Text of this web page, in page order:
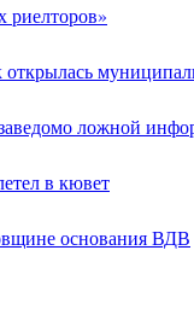
риелторов»
ложной
в кювет
основания ВДВ